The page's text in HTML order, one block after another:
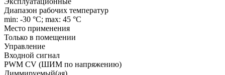
Диапазон рабочих температур
min: -30 °C; max: 45 °C
Место применения
Только в помещении
Управление
Входной сигнал
PWM СV (ШИМ по напряжению)
Диммируемый(ая)